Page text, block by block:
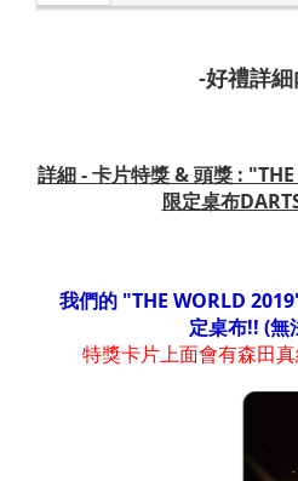
-好禮詳
詳細 - 卡片特獎 & 頭獎 :
限定桌布
我們的 "THE WORLD
定桌布!! (無
特獎卡片上面會有森田